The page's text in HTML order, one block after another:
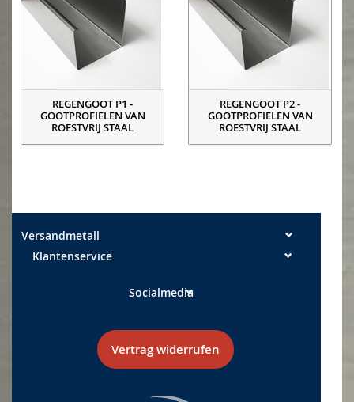
REGENGOOT P1 -
GOOTPROFIELEN VAN
ROESTVRIJ STAAL
REGENGOOT P2 -
GOOTPROFIELEN VAN
ROESTVRIJ STAAL
Versandmetall
Klantenservice
Socialmedia
Vertrag widerrufen